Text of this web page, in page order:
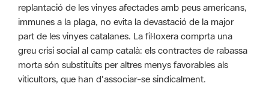
replantació de les vinyes afectades amb peus americans,
immunes a la plaga, no evita la devastació de la major
part de les vinyes catalanes. La fil·loxera comprta una
greu crisi social al camp català: els contractes de rabassa
morta són substituïts per altres menys favorables als
viticultors, que han d'associar-se sindicalment.